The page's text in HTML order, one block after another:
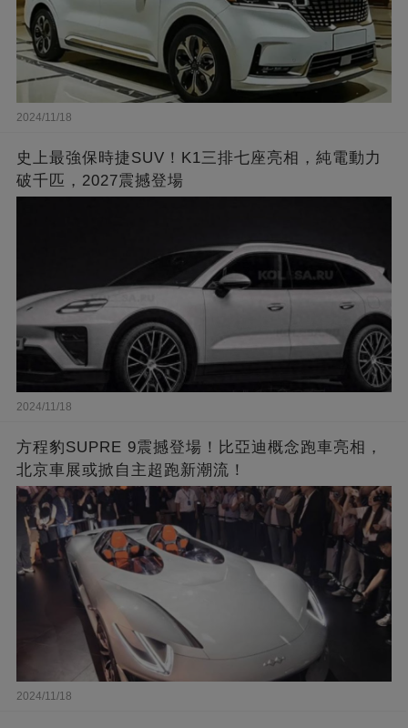
2024/11/18
史上最強保時捷SUV！K1三排七座亮相，純電動力
破千匹，2027震撼登場
2024/11/18
方程豹SUPRE 9震撼登場！比亞迪概念跑車亮相，
北京車展或掀自主超跑新潮流！
2024/11/18